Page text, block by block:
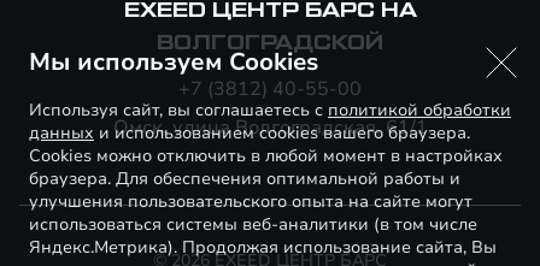
EXEED ЦЕНТР БАРС НА
ВОЛГОГРАДСКОЙ
+7 (3812) 40-55-00
Омск, улица Волгоградская, 61/1
© 2026 EXEED ЦЕНТР БАРС
Мы используем Cookies
Используя сайт, вы соглашаетесь с политикой обработки
данных и использованием cookies вашего браузера.
Cookies можно отключить в любой момент в настройках
браузера. Для обеспечения оптимальной работы и
улучшения пользовательского опыта на сайте могут
использоваться системы веб-аналитики (в том числе
Яндекс.Метрика). Продолжая использование сайта, Вы